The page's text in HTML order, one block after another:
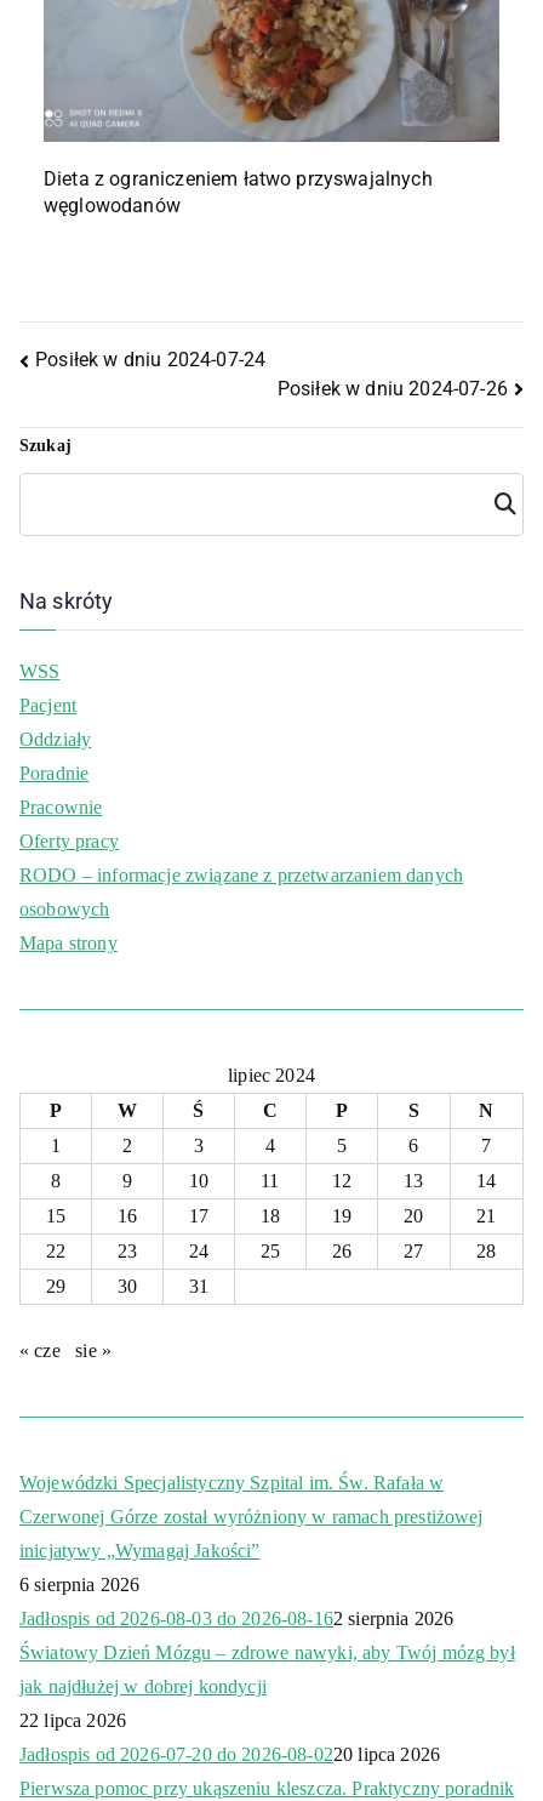
Dieta z ograniczeniem łatwo przyswajalnych
węglowodanów
Posiłek w dniu 2024-07-24
Posiłek w dniu 2024-07-26
Szukaj
Szuka
j
Na skróty
WSS
Pacjent
Oddziały
Poradnie
Pracownie
Oferty pracy
RODO – informacje związane z przetwarzaniem danych
osobowych
Mapa strony
lipiec 2024
P
W Ś C P S
N
1
2 3 4 5 6
7
8
9 10 11 12 13
14
15
16 17 18 19 20
21
22
23 24 25 26 27
28
29
30 31
« cze sie »
Wojewódzki Specjalistyczny Szpital im. Św. Rafała w
Czerwonej Górze został wyróżniony w ramach prestiżowej
inicjatywy „Wymagaj Jakości”
6 sierpnia 2026
Jadłospis od 2026-08-03 do 2026-08-162 sierpnia 2026
Światowy Dzień Mózgu – zdrowe nawyki, aby Twój mózg był
jak najdłużej w dobrej kondycji
22 lipca 2026
Jadłospis od 2026-07-20 do 2026-08-0220 lipca 2026
Pierwsza pomoc przy ukąszeniu kleszcza. Praktyczny poradnik